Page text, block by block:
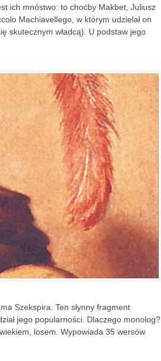
ich mnóstwo: to choćby Makbet, Juliusz
Machiavellego, w którym udzielał on
skutecznym władcą). U podstaw jego
Szekspira. Ten słynny fragment
jego popularności. Dlaczego monolog?
losem. Wypowiada 35 wersów